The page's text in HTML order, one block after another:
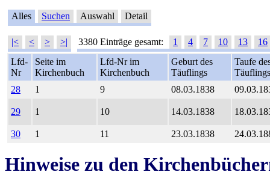
Alles Suchen Auswahl Detail
|< < > >| 3380 Einträge gesamt: 1 4 7 10 13
16
Lfd-
Nr
Seite im
Kirchenbuch
Lfd-Nr im
Kirchenbuch
Geburt des
Täuflings
Taufe
Täuflings
28
1 9 08.03.1838
29 1 10 14.03.1838
30 1 11 23.03.1838
Hinweise zu den